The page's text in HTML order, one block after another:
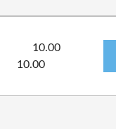
10.00
10.00